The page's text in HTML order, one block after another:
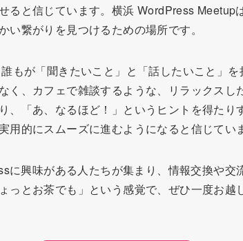
ると信じています。横浜 WordPress Meetup
繋がりを見つけるための場所です。
もが「聞きたいこと」と「話したいこと」
く、カフェで雑談するような、リラックスし
、「あ、なるほど！」というヒントを得た
的にスムーズに進むようになると信じてい
興味がある人たちが集まり、情報交換や交
っとお茶でも」という感覚で、ぜひ一度お越